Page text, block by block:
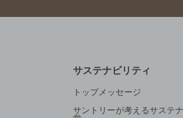
サステナビリティ
トップメッセージ
サントリーが考えるサステ